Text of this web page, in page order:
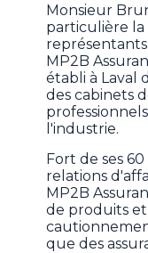
Monsieur
particulière
MP2B
établi à Laval
des cabinets
l'industrie.
Fort de ses
relations
MP2B
de produits et
que des